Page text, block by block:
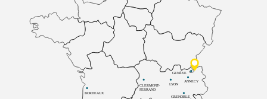
BORDEAUX
CLERMONT-
FERRAND
LYON
ANNECY
GRENOBLE
GENÈVE